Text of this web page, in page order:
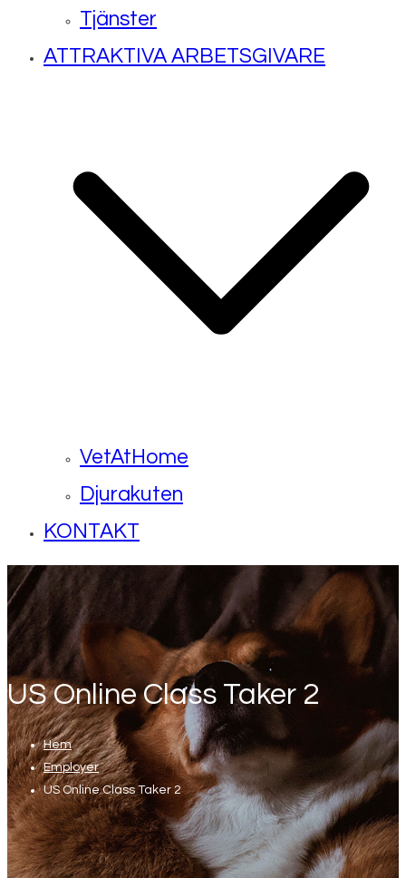
Tjänster
ATTRAKTIVA ARBETSGIVARE
VetAtHome
Djurakuten
KONTAKT
US Online Class Taker 2
Hem
Employer
US Online Class Taker 2